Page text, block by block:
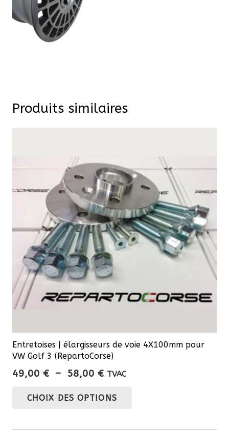
Produits similaires
Entretoises | élargisseurs de voie 4X100mm pour
VW Golf 3 (RepartoCorse)
49,00 € – 58,00 €Plage
prix :
à
TVAC
CHOIX DES OPTIONS